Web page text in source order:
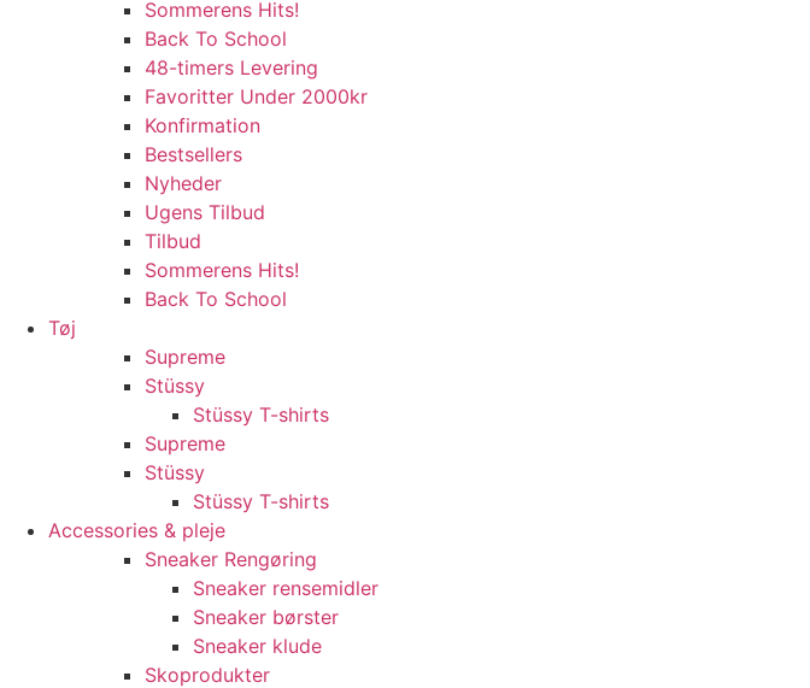
Sommerens Hits!
Back To School
48-timers Levering
Favoritter Under 2000kr
Konfirmation
Bestsellers
Nyheder
Ugens Tilbud
Tilbud
Sommerens Hits!
Back To School
Tøj
Supreme
Stüssy
Stüssy T-shirts
Supreme
Stüssy
Stüssy T-shirts
Accessories & pleje
Sneaker Rengøring
Sneaker rensemidler
Sneaker børster
Sneaker klude
Skoprodukter